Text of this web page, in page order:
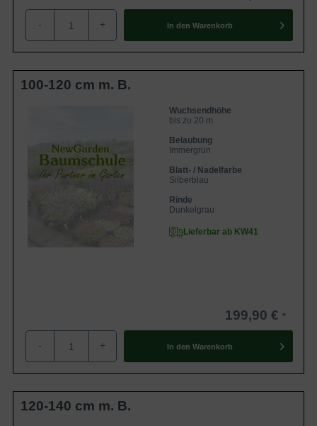
- + In den Warenkorb
100-120 cm m. B.
Wuchsendhöhe
bis zu 20 m
Belaubung
Immergrün
Blatt- / Nadelfarbe
Silberblau
Rinde
Dunkelgrau
Lieferbar ab KW41
199,90 €
- + In den Warenkorb
120-140 cm m. B.